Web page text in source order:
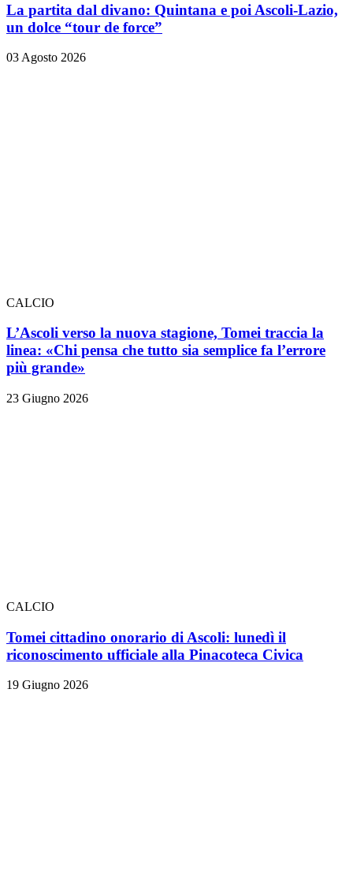
La partita dal divano: Quintana e poi Ascoli-Lazio,
un dolce “tour de force”
03 Agosto 2026
CALCIO
L’Ascoli verso la nuova stagione, Tomei traccia la
linea: «Chi pensa che tutto sia semplice fa l’errore
più grande»
23 Giugno 2026
CALCIO
Tomei cittadino onorario di Ascoli: lunedì il
riconoscimento ufficiale alla Pinacoteca Civica
19 Giugno 2026